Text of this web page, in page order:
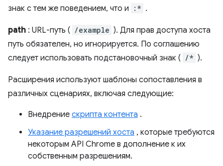
знак с тем же поведением, что и
:* .
path : URL-путь ( /example ). Для прав доступа хоста
путь обязателен, но игнорируется. По соглашению
следует использовать подстановочный знак ( /* ).
Расширения используют шаблоны сопоставления в
различных сценариях, включая следующие:
Внедрение скрипта контента .
Указание разрешений хоста , которые требуются
некоторым API Chrome в дополнение к их
собственным разрешениям.